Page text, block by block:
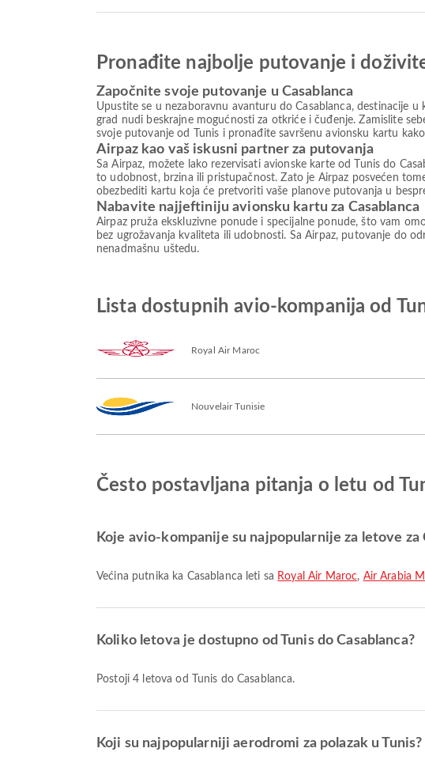
Pronađite najbolje putovanje i
Započnite svoje putovanje u Casablanca
Upustite se u nezaboravnu avanturu do Casablanca, destinacije
grad nudi beskrajne mogućnosti za otkriće i čuđenje. Zamislite
svoje putovanje od Tunis i pronađite savršenu avionsku kartu
Airpaz kao vaš iskusni partner za putovanja
Sa Airpaz, možete lako rezervisati avionske karte od Tunis do
to udobnost, brzina ili pristupačnost. Zato je Airpaz posvećen
obezbediti kartu koja će pretvoriti vaše planove putovanja u
Nabavite najjeftiniju avionsku kartu za Casablanca
Airpaz pruža ekskluzivne ponude i specijalne ponude, što vam
bez ugrožavanja kvaliteta ili udobnosti. Sa Airpaz, putovanje do
nenadmašnu uštedu.
Lista dostupnih avio-kompanija od
Royal Air Maroc
Nouvelair Tunisie
Često postavljana pitanja o letu od
Koje avio-kompanije su najpopularnije za letove za
Većina putnika ka Casablanca leti sa Royal Air Maroc, Air Arabia
Koliko letova je dostupno od Tunis do Casablanca?
Postoji 4 letova od Tunis do Casablanca.
Koji su najpopularniji aerodromi za polazak u Tunis?